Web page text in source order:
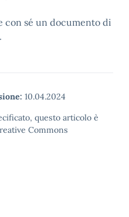
sé un documento di
10.04.2024
questo articolo è
Commons